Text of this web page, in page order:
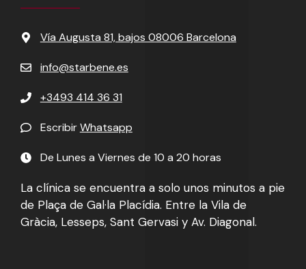
Vía Augusta 81, bajos 08006 Barcelona
info@starbene.es
+3493 414 36 31
EscribirWhatsapp
De Lunes a Viernes de 10 a 20 horas
La clínica se encuentra a solo unos minutos a pie
de Plaça de Gal·la Placídia. Entre la Vila de
Gràcia, Lesseps, Sant Gervasi y Av. Diagonal.